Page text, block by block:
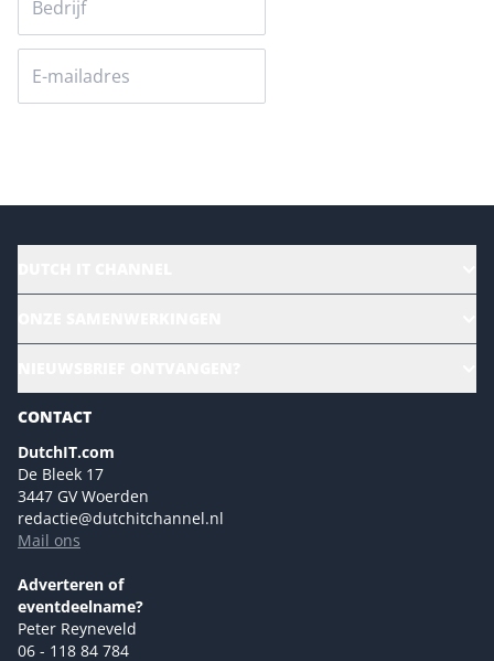
Magazines
Marketingmogelijkheden 2026
Eventmogelijkheden 2026
Advertising opportunities 2026 ENG
Event opportunities 2026 ENG
NL Digital
Versturen
CONTACT
DutchIT.com
De Bleek 17
3447 GV Woerden
redactie@dutchitchannel.nl
Mail ons
Adverteren of
eventdeelname?
Peter Reyneveld
06 - 118 84 784